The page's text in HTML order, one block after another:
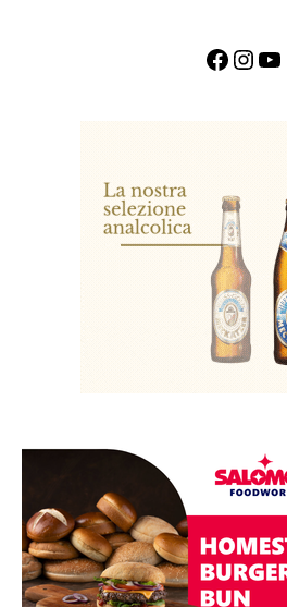
Facebook InstagramYouTube